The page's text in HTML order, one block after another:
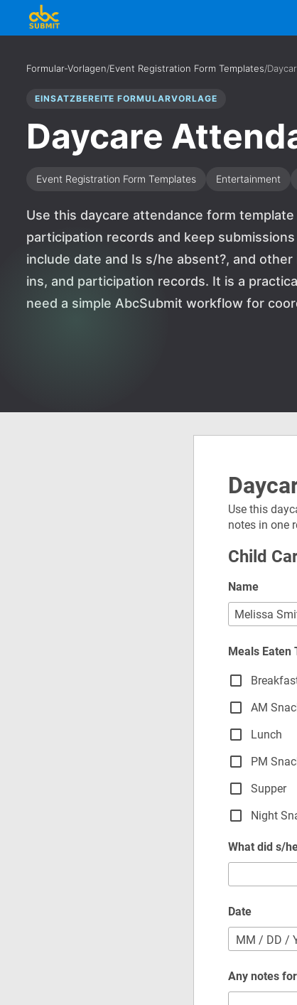
Formular-Vorlagen/Event Registration Form Templates/
EINSATZBEREITE FORMULARVORLAGE
Daycare
Event Registration Form Templates Entertainment
Use this daycare attendance form
participation records and keep
include date and Is s/he absent?, and
ins, and participation records. It is a
need a simple AbcSubmit workflow for